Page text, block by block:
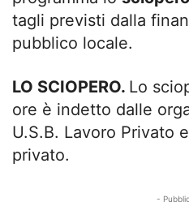
tagli previsti dalla
pubblico locale.
LO SCIOPERO. Lo
ore è indetto dalle
U.S.B. Lavoro Privato
privato.
-